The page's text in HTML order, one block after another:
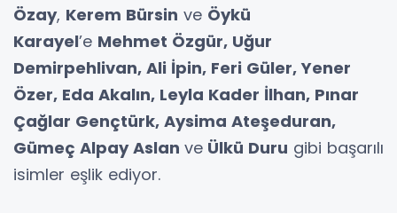
Özay, Kerem Bürsin ve Öykü
Karayel’e Mehmet Özgür, Uğur
Demirpehlivan, Ali İpin, Feri Güler, Yener
Özer, Eda Akalın, Leyla Kader İlhan, Pınar
Çağlar Gençtürk, Aysima Ateşeduran,
Gümeç Alpay Aslan ve Ülkü Duru gibi başarılı
isimler eşlik ediyor.